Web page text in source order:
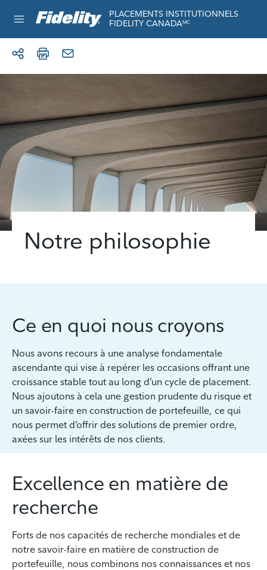
PLACEMENTS INSTITUTIONNELS
FIDELITY CANADAMC
Notre philosophie
Ce en quoi nous croyons
Nous avons recours à une analyse fondamentale
ascendante qui vise à repérer les occasions offrant une
croissance stable tout au long d’un cycle de placement.
Nous ajoutons à cela une gestion prudente du risque et
un savoir-faire en construction de portefeuille, ce qui
nous permet d’offrir des solutions de premier ordre,
axées sur les intérêts de nos clients.
Excellence en matière de
recherche
Forts de nos capacités de recherche mondiales et de
notre savoir-faire en matière de construction de
portefeuille, nous combinons nos connaissances et nos